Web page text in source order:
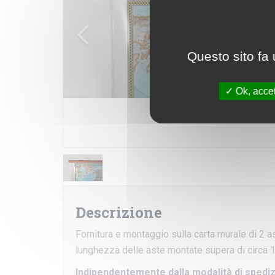
Descrizione
Fornitura e montaggio sulla carta murale di 2
lunghezza delle aste montate supera di circa
Indipendentemente dalla modalità di
Questo sito fa
Ok,